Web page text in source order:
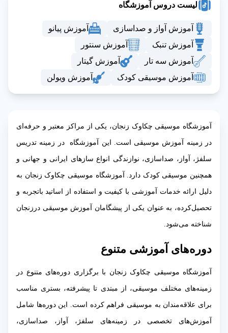
لیست دروس آموزشگاه
آموزش آواز و صداسازی
آموزش پیانو
آموزش تنبک
آموزش سنتور
آموزش سه تار
آموزش گیتار
آموزش موسیقی کودک
آموزش ویولن
آموزشگاه موسیقی چکاوک زنجان، یکی از مراکز معتبر و حرفه‌ای
در زمینه آموزش موسیقی است. این آموزشگاه در زمینه تدریس
سلفژ، آواز، صداسازی، نوازندگی انواع سازهای ایرانی و جهانی و
همچنین موسیقی کودک دارد. آموزشگاه موسیقی چکاوک زنجان به
دلیل ارائه خدمات آموزشی با کیفیت و استفاده از اساتید باتجربه و
تحصیل‌کرده، به عنوان یکی از پیشگامان آموزش موسیقی درزنجان
شناخته می‌شود.
دوره‌های آموزشی متنوع
آموزشگاه موسیقی چکاوک زنجان با برگزاری دوره‌های متنوع در
زمینه‌های مختلف موسیقی، از مبتدی تا پیشرفته، بستری مناسب
برای علاقه‌مندان به موسیقی فراهم کرده است. این دوره‌ها شامل
آموزش‌های تخصصی در زمینه‌های سلفژ، آواز، صداسازی،